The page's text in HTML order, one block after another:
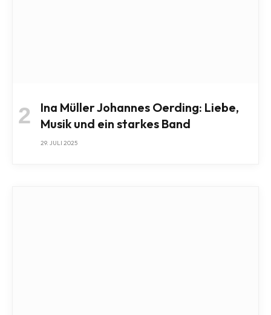
Ina Müller Johannes Oerding: Liebe,
Musik und ein starkes Band
29. JULI 2025